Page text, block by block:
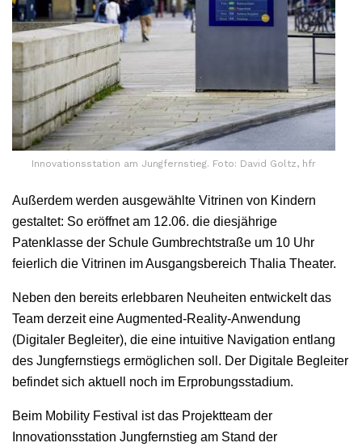
Innovationsstation am Jungfernstieg. Foto: David Goltz, hfr
Außerdem werden ausgewählte Vitrinen von Kindern
gestaltet: So eröffnet am 12.06. die diesjährige
Patenklasse der Schule Gumbrechtstraße um 10 Uhr
feierlich die Vitrinen im Ausgangsbereich Thalia Theater.
Neben den bereits erlebbaren Neuheiten entwickelt das
Team derzeit eine Augmented-Reality-Anwendung
(Digitaler Begleiter), die eine intuitive Navigation entlang
des Jungfernstiegs ermöglichen soll. Der Digitale Begleiter
befindet sich aktuell noch im Erprobungsstadium.
Beim Mobility Festival ist das Projektteam der
Innovationsstation Jungfernstieg am Stand der